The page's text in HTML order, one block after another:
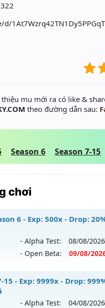
mu mới ra có like &
theo đường dẫn sau:
Season 6 Season 7-15
chơi
6 - Exp: 500x - Drop:
- Alpha Test: 08/08/2026
- Open Beta: 09/08/
6.3 CLASSIC
2026 - Mở máy chủTHIÊN
15 - Exp: 9999x - Drop:
- Alpha Test: 04/08/2026